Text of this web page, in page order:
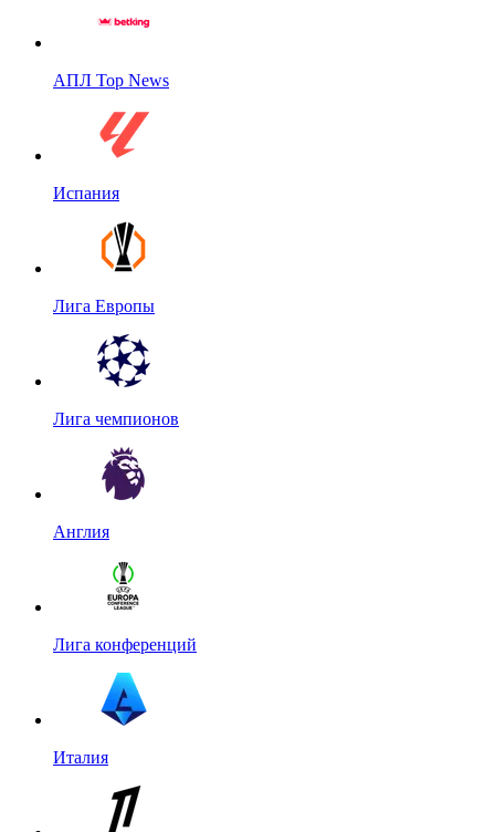
АПЛ Top News
Испания
Лига Европы
Лига чемпионов
Англия
Лига конференций
Италия